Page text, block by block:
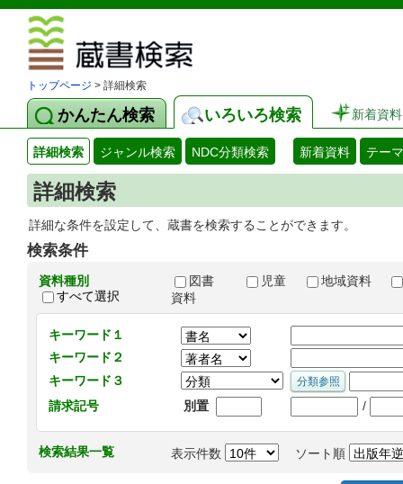
トップページ > 詳細検索
かんたん検索 いろいろ検索 新着資料
詳細検索 ジャンル検索 NDC分類検索 新着資料 テー
詳細検索
詳細な条件を設定して、蔵書を検索することができます。
検索条件
資料種別
すべて選択
図書 児童
地域資料
資料
キーワード１
キーワード２
キーワード３
請求記号
別置 /
検索結果一覧 表示件数 ソート順